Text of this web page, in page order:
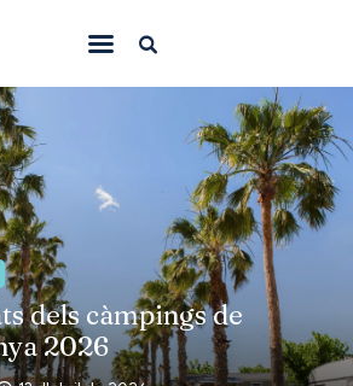
dels càmpings de
2026